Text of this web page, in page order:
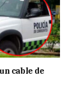
cable de